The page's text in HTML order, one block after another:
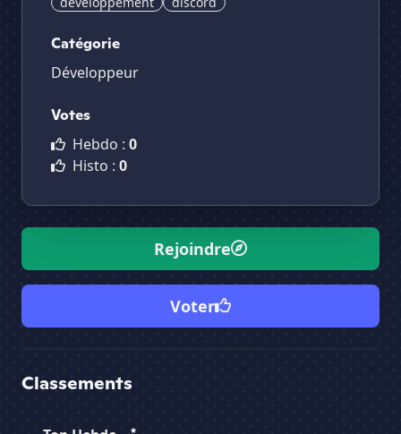
Catégorie
Développeur
Votes
Hebdo : 0
Histo : 0
Rejoindre
Voter
Classements